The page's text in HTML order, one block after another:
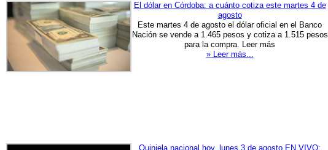
El dólar en Córdoba: a cuánto cotiza este martes 4 de
agosto
Este martes 4 de agosto el dólar oficial en el Banco
Nación se vende a 1.465 pesos y cotiza a 1.515 pesos
para la compra. Leer más
» Leer más...
Quiniela nacional hoy, lunes 3 de agosto EN VIVO: